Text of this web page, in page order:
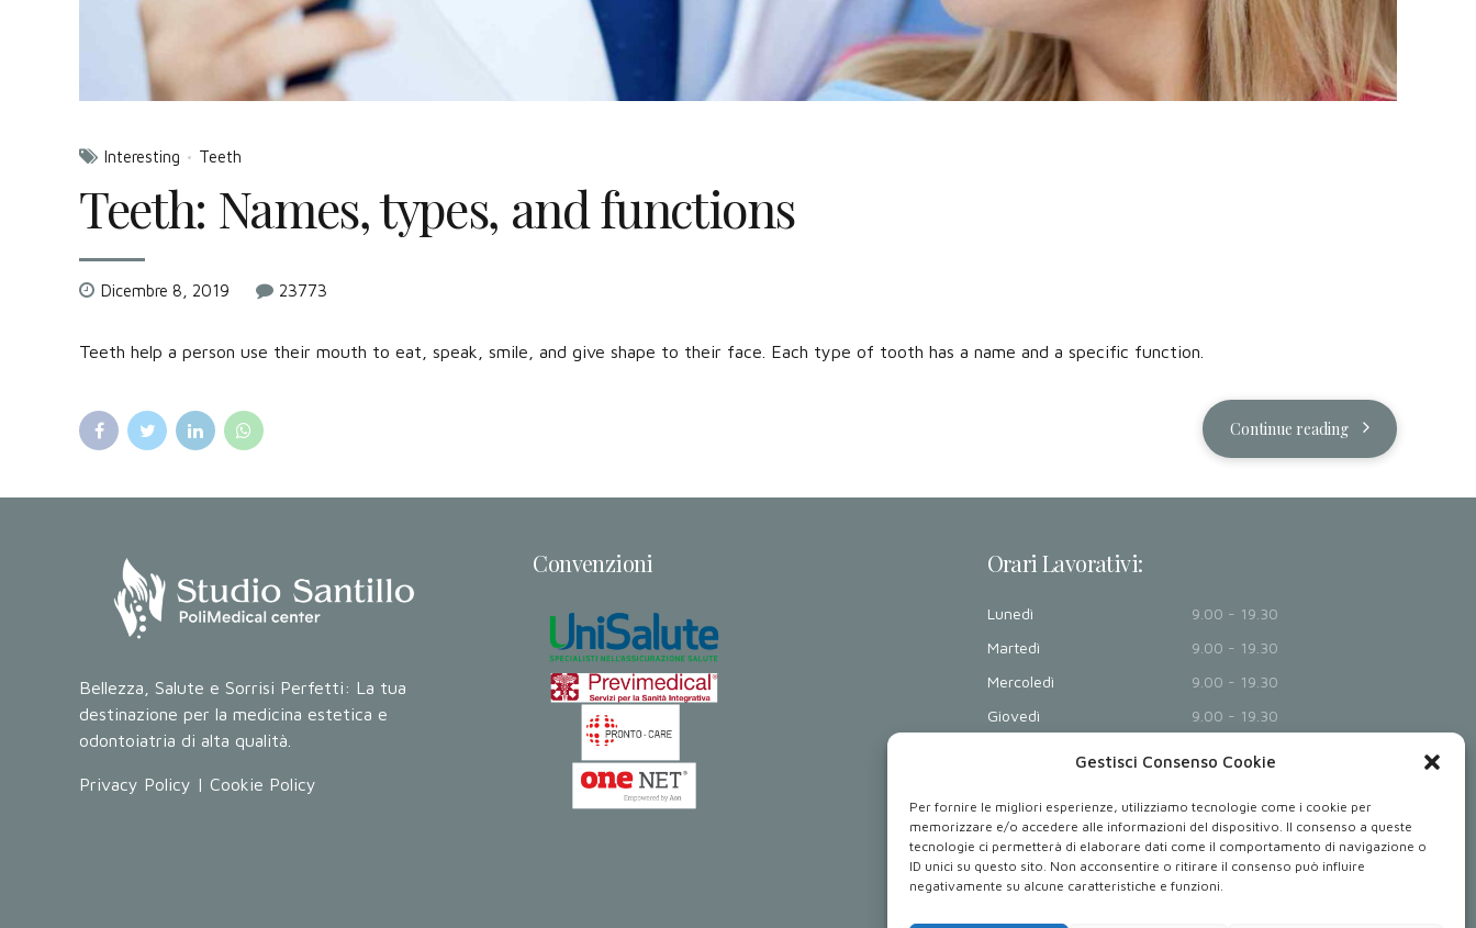
Gestisci Consenso Cookie
Per fornire le migliori esperienze, utilizziamo tecnologie come i cookie per
memorizzare e/o accedere alle informazioni del dispositivo. Il consenso a queste
tecnologie ci permetterà di elaborare dati come il comportamento di navigazione o
ID unici su questo sito. Non acconsentire o ritirare il consenso può influire
negativamente su alcune caratteristiche e funzioni.
Interesting Teeth
Teeth: Names, types, and functions
Dicembre 8, 2019 23773
Teeth help a person use their mouth to eat, speak, smile, and give shape to their face. Each type of tooth has a name and a specific function.
Continue reading
Bellezza, Salute e Sorrisi Perfetti: La tua
destinazione per la medicina estetica e
odontoiatria di alta qualità.
Privacy Policy | Cookie Policy
Convenzioni Orari Lavorativi:
Lunedì
9.00 - 19.30
Martedì
9.00 - 19.30
Mercoledì
9.00 - 19.30
Giovedì
9.00 - 19.30
Dove Siamo: Via Armando Diaz 32, 80026 Casoria
NA.